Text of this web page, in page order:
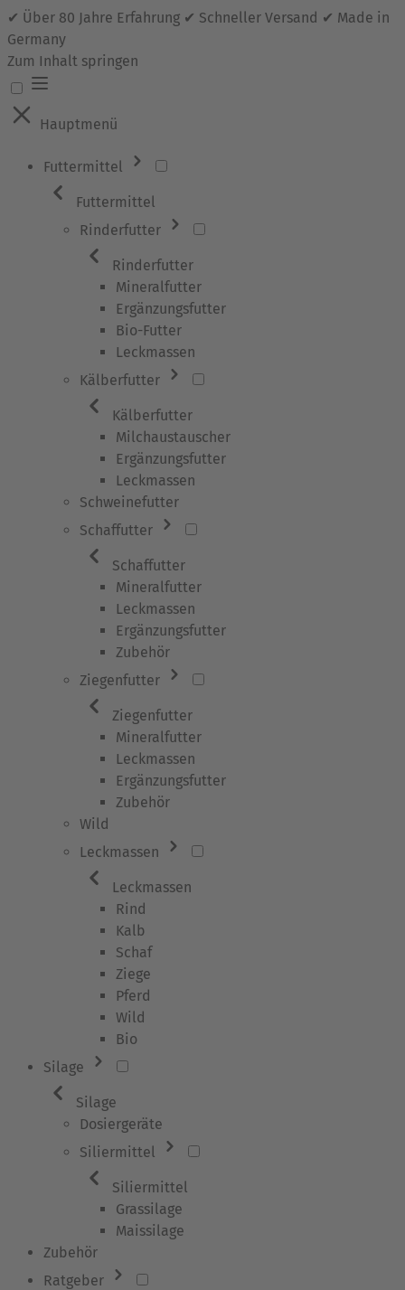
✔ Über 80 Jahre Erfahrung ✔ Schneller Versand ✔ Made in
Germany
Zum Inhalt springen
Hauptmenü
Futtermittel
Futtermittel
Rinderfutter
Rinderfutter
Mineralfutter
Ergänzungsfutter
Bio-Futter
Leckmassen
Kälberfutter
Kälberfutter
Milchaustauscher
Ergänzungsfutter
Leckmassen
Schweinefutter
Schaffutter
Schaffutter
Mineralfutter
Leckmassen
Ergänzungsfutter
Zubehör
Ziegenfutter
Ziegenfutter
Mineralfutter
Leckmassen
Ergänzungsfutter
Zubehör
Wild
Leckmassen
Leckmassen
Rind
Kalb
Schaf
Ziege
Pferd
Wild
Bio
Silage
Silage
Dosiergeräte
Siliermittel
Siliermittel
Grassilage
Maissilage
Zubehör
Ratgeber